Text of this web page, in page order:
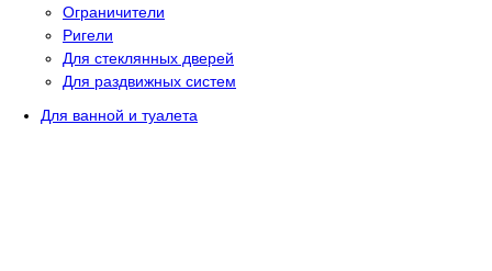
Ограничители
Ригели
Для стеклянных дверей
Для раздвижных систем
Для ванной и туалета